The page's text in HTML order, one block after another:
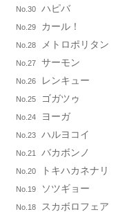
No.30 ハピバ
No.29 カール！
No.28 メトロポリタン
No.27 サーモン
No.26 レンキュー
No.25 ゴガツゥ
No.24 ヨーガ
No.23 ハルヨコイ
No.21 バカボンノ
No.20 トキハカネナリ
No.19 ソツギョー
No.18 スカボロフェア